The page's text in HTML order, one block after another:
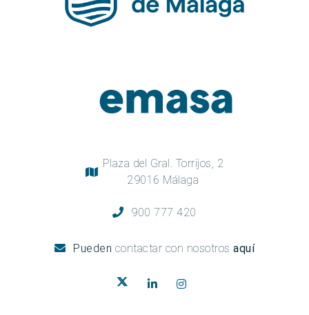
Plaza del Gral. Torrijos, 2
29016 Málaga
900 777 420
Pueden contactar con nosotros aquí